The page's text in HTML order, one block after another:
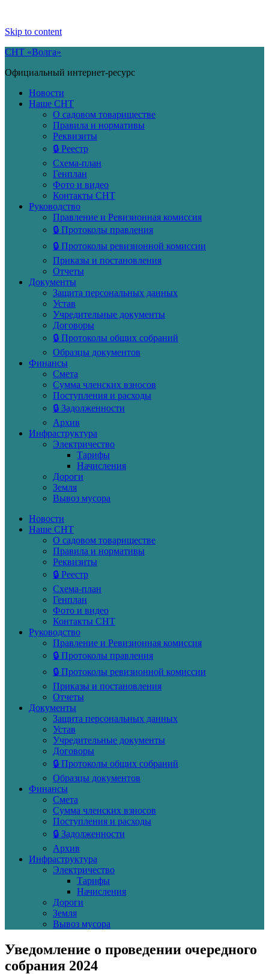
Skip to content
СНТ «Волга»
Официальный интернет-ресурс
Новости
Наше СНТ
О садовом товариществе
Правила и нормативы
Реквизиты
🔒 Реестр
Схема-план
Генплан
Фото и видео
Контакты СНТ
Руководство
Правление и Ревизионная комиссия
🔒 Протоколы правления
🔒 Протоколы ревизионной комиссии
Приказы и постановления
Отчеты
Документы
Защита персональных данных
Устав
Учредительные документы
Договоры
🔒 Протоколы общих собраний
Образцы документов
Финансы
Смета
Сумма членских взносов
Поступления и расходы
🔒 Задолженности
Архив
Инфраструктура
Электричество
Тарифы
Начисления
Дороги
Земля
Вывоз мусора
Новости
Наше СНТ
О садовом товариществе
Правила и нормативы
Реквизиты
🔒 Реестр
Схема-план
Генплан
Фото и видео
Контакты СНТ
Руководство
Правление и Ревизионная комиссия
🔒 Протоколы правления
🔒 Протоколы ревизионной комиссии
Приказы и постановления
Отчеты
Документы
Защита персональных данных
Устав
Учредительные документы
Договоры
🔒 Протоколы общих собраний
Образцы документов
Финансы
Смета
Сумма членских взносов
Поступления и расходы
🔒 Задолженности
Архив
Инфраструктура
Электричество
Тарифы
Начисления
Дороги
Земля
Вывоз мусора
Уведомление о проведении очередного
собрания 2024